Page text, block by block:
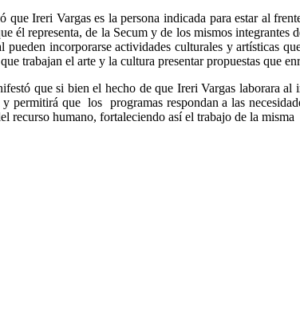
Ireri Vargas es la persona indicada para estar al
él representa, de la Secum y de los mismos
pueden incorporarse actividades culturales y artísticas
trabajan el arte y la cultura presentar propuestas que
que si bien el hecho de que Ireri Vargas laborara
y permitirá que los programas respondan a las
recurso humano, fortaleciendo así el trabajo de la